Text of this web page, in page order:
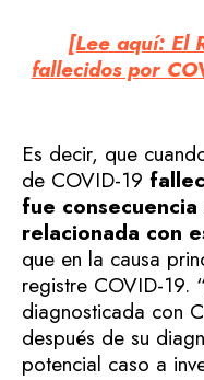
[Lee aquí: El
fallecidos por
Es decir, que
de COVID-19
fue
relacionada con
que en la causa
registre COVID-19.
diagnosticada con
después de su
potencial caso a